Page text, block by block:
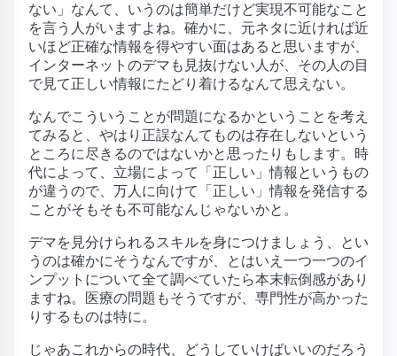
ない」なんて、いうのは簡単だけど実現不可能なこと
を言う人がいますよね。確かに、元ネタに近ければ近
いほど正確な情報を得やすい面はあると思いますが、
インターネットのデマも見抜けない人が、その人の目
で見て正しい情報にたどり着けるなんて思えない。
なんでこういうことが問題になるかということを考え
てみると、やはり正誤なんてものは存在しないという
ところに尽きるのではないかと思ったりもします。時
代によって、立場によって「正しい」情報というもの
が違うので、万人に向けて「正しい」情報を発信する
ことがそもそも不可能なんじゃないかと。
デマを見分けられるスキルを身につけましょう、とい
うのは確かにそうなんですが、とはいえ一つ一つのイ
ンプットについて全て調べていたら本末転倒感があり
ますね。医療の問題もそうですが、専門性が高かった
りするものは特に。
じゃあこれからの時代、どうしていけばいいのだろう